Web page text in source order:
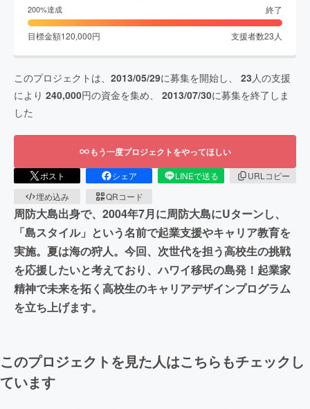
200%達成 終了
目標金額120,000円 支援者数23 人
このプロジェクトは、 2013/05/29に募集を開始し、 23 人の支援
により 240,000円の資金を集め、 2013/07/30に募集を終了しま
した
もう一度プロジェクトをやってほしい
ポスト シェア LINEで送る
URLコピー
埋め込み
QRコード
周防大島出身で、2004年7月に周防大島にUターンし、
「島スタイル」という名前で起業支援やキャリア教育を
実施。夏は海の狩人。今回、次世代を担う高校生の挑戦
を応援したいと考えており、ハワイ移民の島発！起業家
精神で未来を拓く高校生のキャリアデザインプログラム
を立ち上げます。
このプロジェクトを見た人はこちらもチェックし
ています